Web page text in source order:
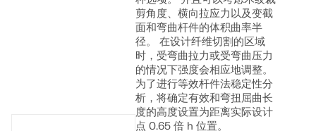
剪角度、横向拉应力以及变截
面和弯曲杆件的体积曲率半
径。 在设计纤维切割的区域
时，受弯曲拉力或受弯曲压力
的情况下强度会相应地调整。
为了进行等效杆件法稳定性分
析，将确定有效和弯扭屈曲长
度的高度设置为距离实际设计
点 0.65 倍 h 位置。